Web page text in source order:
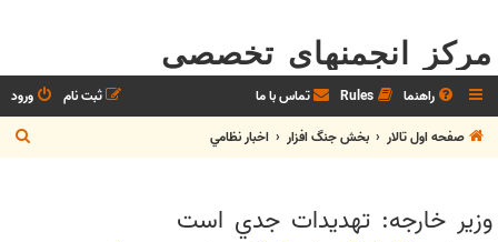
مرکز انجمنهای تخصصی
راهنما Rules تماس با ما ورود
ثبت نام
صفحه اول تالار
بخش جنگ افزار اخبار نظامي
ج
س
وزير خارجه: تهديدات جدي است